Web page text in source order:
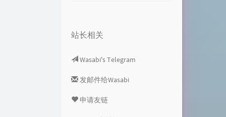
站长相关
Wasabi's Telegram
发邮件给Wasabi
申请友链